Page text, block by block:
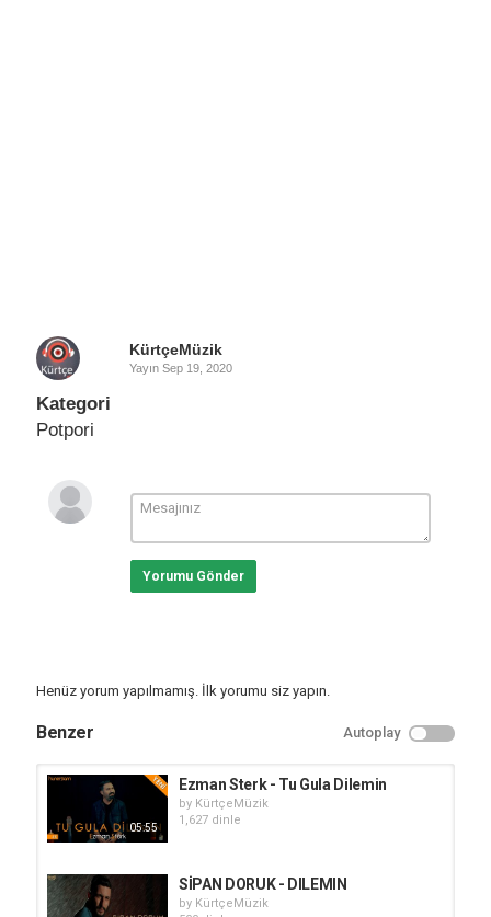
KürtçeMüzik
Yayın Sep 19, 2020
Kategori
Potpori
Yorumu Gönder
Henüz yorum yapılmamış. İlk yorumu siz yapın.
Benzer Autoplay
05:55
Ezman Sterk - Tu Gula Dilemin
by KürtçeMüzik
1,627 dinle
SİPAN DORUK - DILEMIN
by KürtçeMüzik